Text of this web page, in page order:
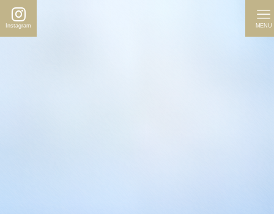
Instagram MENU